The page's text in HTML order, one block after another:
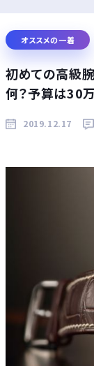
オススメの一着
初めての高級
何？予算は30
2019.12.17